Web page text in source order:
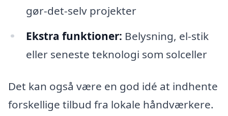
gør-det-selv projekter
Ekstra funktioner: Belysning, el-stik
eller seneste teknologi som solceller
Det kan også være en god idé at indhente
forskellige tilbud fra lokale håndværkere.